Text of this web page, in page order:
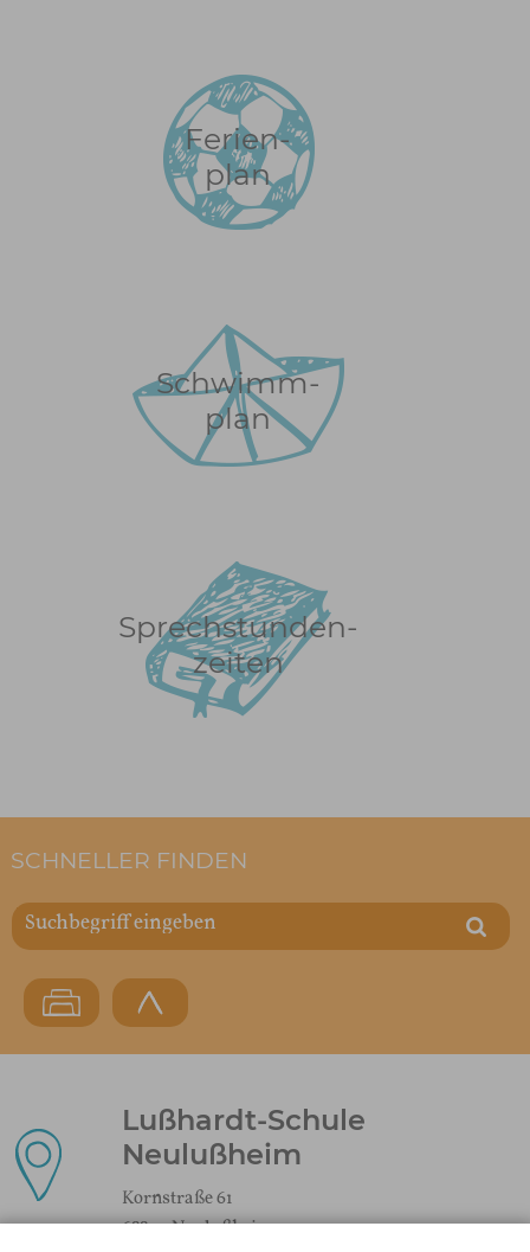
Ferien-
plan
Schwimm-
plan
Sprechstunden-
zeiten
SCHNELLER FINDEN
Lußhardt-Schule
Neulußheim
Kornstraße 61
68809 Neulußheim